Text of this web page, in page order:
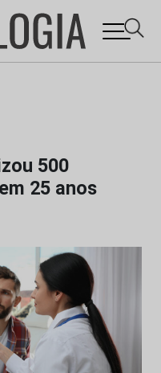
500
25 anos